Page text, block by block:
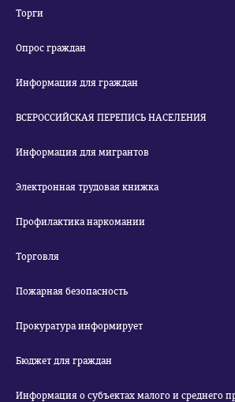
Торги
Опрос граждан
Информация для граждан
ВСЕРОССИЙСКАЯ ПЕРЕПИСЬ НАСЕЛЕНИЯ
Информация для мигрантов
Электронная трудовая книжка
Профилактика наркомании
Торговля
Пожарная безопасность
Прокуратура информирует
Бюджет для граждан
Информация о субъектах малого и среднего